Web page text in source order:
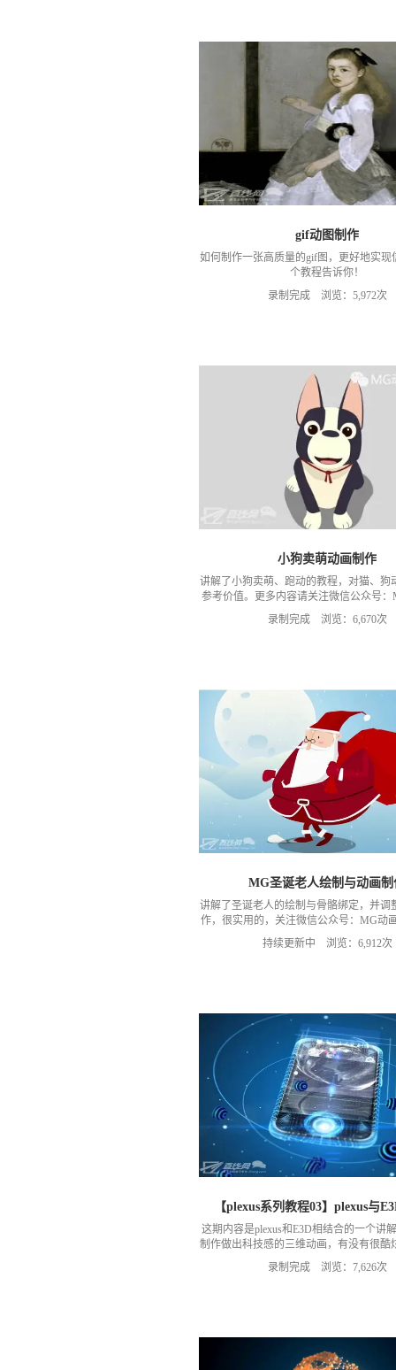
gif动图制作
如何制作一张高质量的gif图，更好地实现
个教程告诉你！
录制完成 浏览：5,972次
小狗卖萌动画制作
讲解了小狗卖萌、跑动的教程，对猫、狗
参考价值。更多内容请关注微信公众号：
室
录制完成 浏览：6,670次
MG圣诞老人绘制与动画制
讲解了圣诞老人的绘制与骨骼绑定，并调
作，很实用的，关注微信公众号：MG动
高清教程和练习素材
持续更新中 浏览：6,912次
【plexus系列教程03】plexus与
这期内容是plexus和E3D相结合的一个讲
制作做出科技感的三维动画，有没有很酷
紧看看吧！更多内容请关注我的公众微
自习室
录制完成 浏览：7,626次